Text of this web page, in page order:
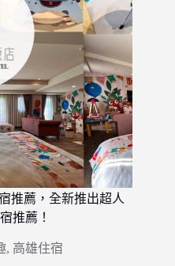
推薦，全新推出超人
推薦！
, 高雄住宿